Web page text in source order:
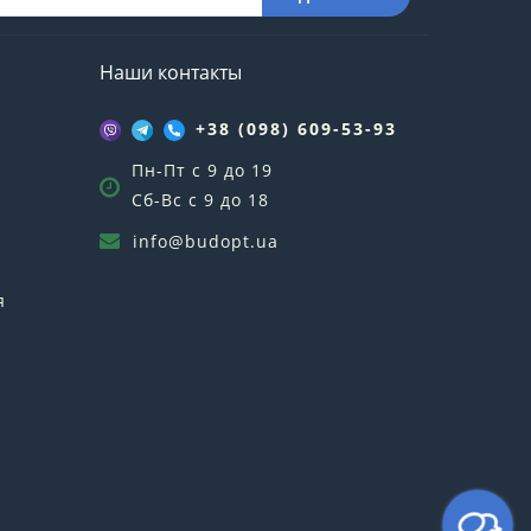
Наши контакты
+38 (098) 609-53-93
Пн-Пт с 9 до 19
Сб-Вс с 9 до 18
info@budopt.ua